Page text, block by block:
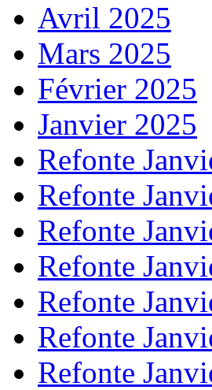
Avril 2025
Mars 2025
Février 2025
Janvier 2025
Refonte
Refonte
Refonte
Refonte
Refonte
Refonte
Refonte